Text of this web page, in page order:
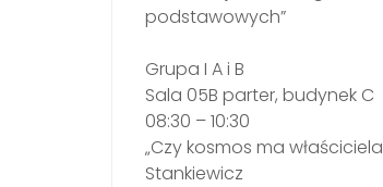
podstawowych”
Grupa I A i B
Sala 05B parter, budynek C
08:30 – 10:30
„Czy kosmos ma
Stankiewicz